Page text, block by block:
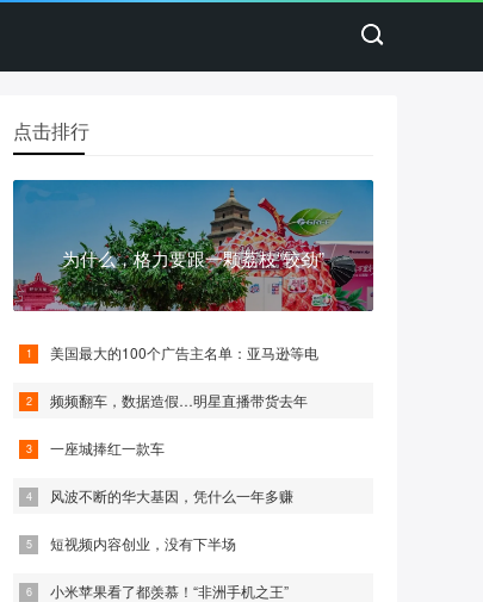
点击排行
为什么，格力要跟一颗荔枝“较劲”
美国最大的100个广告主名单：亚马逊等电
频频翻车，数据造假…明星直播带货去年
一座城捧红一款车
风波不断的华大基因，凭什么一年多赚
短视频内容创业，没有下半场
小米苹果看了都羡慕！“非洲手机之王”